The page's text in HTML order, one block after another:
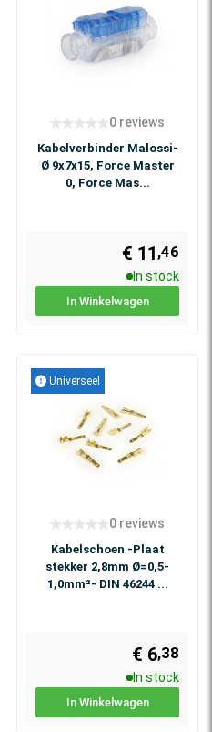
0 reviews
Kabelverbinder Malossi-
Ø 9x7x15, Force Master
0, Force Mas...
€ 11 ,46
In stock
In Winkelwagen
Universeel
0 reviews
Kabelschoen -Plaat
stekker 2,8mm Ø=0,5-
1,0mm²- DIN 46244 ...
€ 6,38
In stock
In Winkelwagen